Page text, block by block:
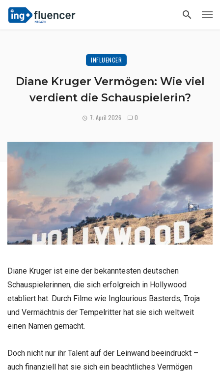
INFLUENCER
Diane Kruger Vermögen: Wie viel
verdient die Schauspielerin?
7. April 2026 0
Diane Kruger ist eine der bekanntesten deutschen
Schauspielerinnen, die sich erfolgreich in Hollywood
etabliert hat. Durch Filme wie Inglourious Basterds, Troja
und Vermächtnis der Tempelritter hat sie sich weltweit
einen Namen gemacht.
Doch nicht nur ihr Talent auf der Leinwand beeindruckt –
auch finanziell hat sie sich ein beachtliches Vermögen